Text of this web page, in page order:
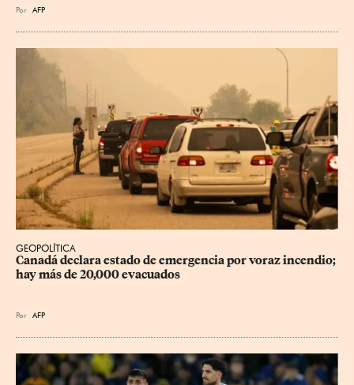
Por AFP
GEOPOLÍTICA
Canadá declara estado de emergencia por voraz incendio;
hay más de 20,000 evacuados
Por AFP